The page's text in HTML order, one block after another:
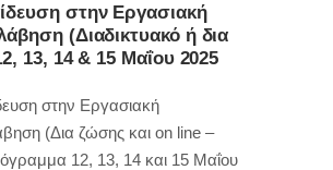
στην Εργασιακή
(Διαδικτυακό ή δια
13, 14 & 15 Μαΐου 2025
στην Εργασιακή
(Δια ζώσης και οn line –
12, 13, 14 και 15 Μαΐου